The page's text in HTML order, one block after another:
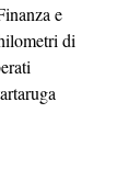
e
di